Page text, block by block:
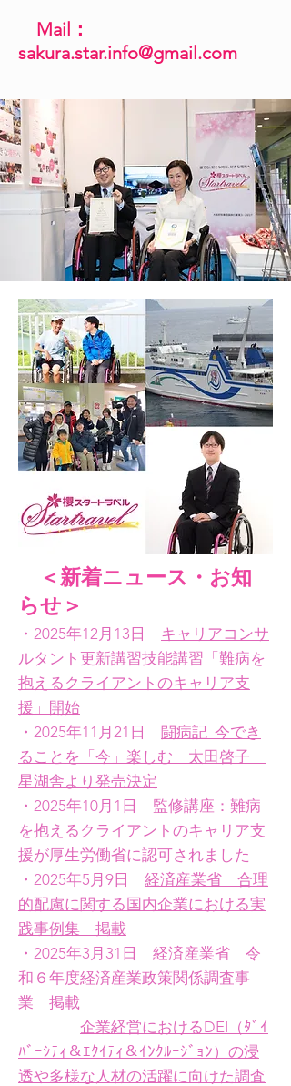
Mail：
sakura.star.info@gmail.com
＜​新着ニュース・お知
らせ＞
・2025年12月13日 キャリアコンサ
ルタント更新講習技能講習「難病を
抱えるクライアントのキャリア支
援」開始
・2025年11月21日 闘病記 今でき
ることを「今」楽しむ 太田啓子
星湖舎より発売決定
・2025年10月1日 監修講座：難病
を抱えるクライアントのキャリア支
援が厚生労働省に認可されました
・2025年5月9日 経済産業省 合理
的配慮に関する国内企業における実
践事例集 掲載
・2025年3月31日 経済産業省 令
和６年度経済産業政策関係調査事
業 掲載
企業経営におけるDEI（ﾀﾞｲ
ﾊﾞｰｼﾃｨ＆ｴｸｲﾃｨ＆ｲﾝｸﾙｰｼﾞｮﾝ）の浸
透や多様な人材の活躍に向けた調査